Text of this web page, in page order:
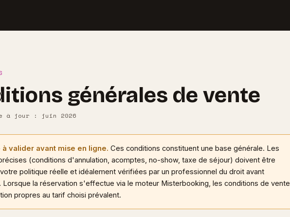
générales de vente
à jour : juin 2026
valider avant mise en ligne. Ces conditions constituent une base générale. Les
(conditions d'annulation, acomptes, no-show, taxe de séjour) doivent être
politique réelle et idéalement vérifiées par un professionnel du droit avant
Lorsque la réservation s'effectue via le moteur Misterbooking, les conditions de vente
propres au tarif choisi prévalent.